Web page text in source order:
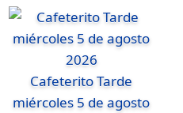
Cafeterito Tarde
miércoles 5 de agosto